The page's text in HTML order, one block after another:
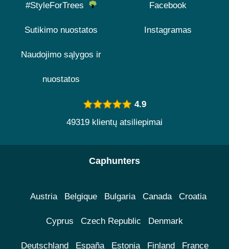
#StyleForTrees
Sutikimo nuostatos
Naudojimo sąlygos ir
nuostatos
Facebook
Instagramas
4.9
49319 klientų atsiliepimai
Caphunters
Austria Belgique Bulgaria Canada Croatia
Cyprus Czech Republic Denmark
Deutschland España Estonia Finland France